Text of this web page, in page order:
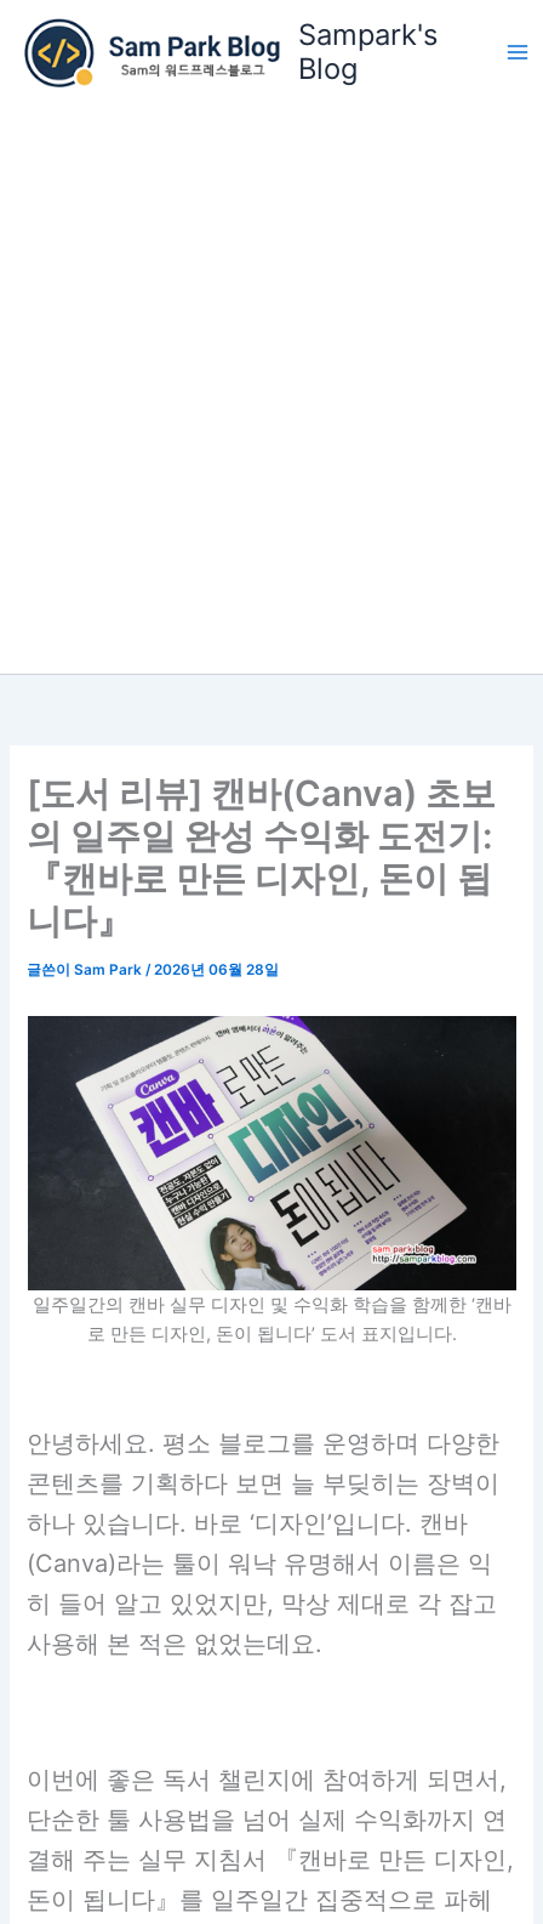
Sampark's
Blog
[도서 리뷰] 캔바(Canva) 초보
의 일주일 완성 수익화 도전기:
『캔바로 만든 디자인, 돈이 됩
니다』
글쓴이Sam Park/2026년 06월 28일
일주일간의 캔바 실무 디자인 및 수익화 학습을 함께한 ‘캔바
로 만든 디자인, 돈이 됩니다’ 도서 표지입니다.
안녕하세요. 평소 블로그를 운영하며 다양한
콘텐츠를 기획하다 보면 늘 부딪히는 장벽이
하나 있습니다. 바로 ‘디자인’입니다. 캔바
(Canva)라는 툴이 워낙 유명해서 이름은 익
히 들어 알고 있었지만, 막상 제대로 각 잡고
사용해 본 적은 없었는데요.
이번에 좋은 독서 챌린지에 참여하게 되면서,
단순한 툴 사용법을 넘어 실제 수익화까지 연
결해 주는 실무 지침서 『캔바로 만든 디자인,
돈이 됩니다』를 일주일간 집중적으로 파헤